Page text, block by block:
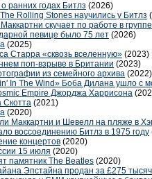
ранних годах Битлз (2026)
Rolling Stones научились у Битлз
скучает по работе в группе
певице было 75 лет (2026)
(2025)
Старра «сквозь вселенную» (2023)
поп-взрыве в Британии (2023)
из семейного архива (2022)
In The Wind» Боба Дилана ушло с
Empire Джорджа Харрисона
Скотта (2021)
(2020)
Маккартни и Шевелл на пляже в
воссоединению Битлз в 1975 году
концертов (2020)
15 июля (2020)
памятник The Beatles (2020)
Эпстайна продан за £275 тысяч